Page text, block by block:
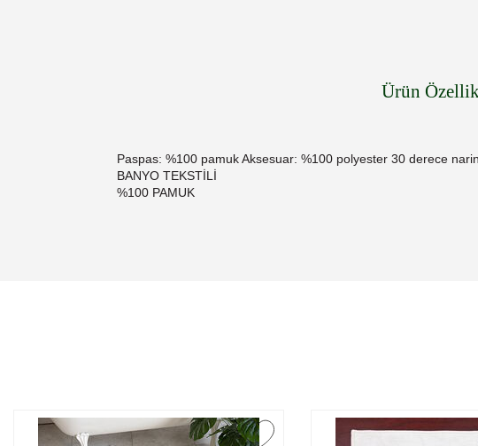
Ürün
Paspas: %100 pamuk Aksesuar: %100 polyester 30 derece
BANYO TEKSTİLİ
%100 PAMUK